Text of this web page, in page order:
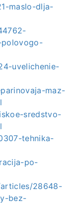
maslo-dlja-
uvelichenie-
maz-
sredstvo-
tehnika-
po-
28648-
bez-